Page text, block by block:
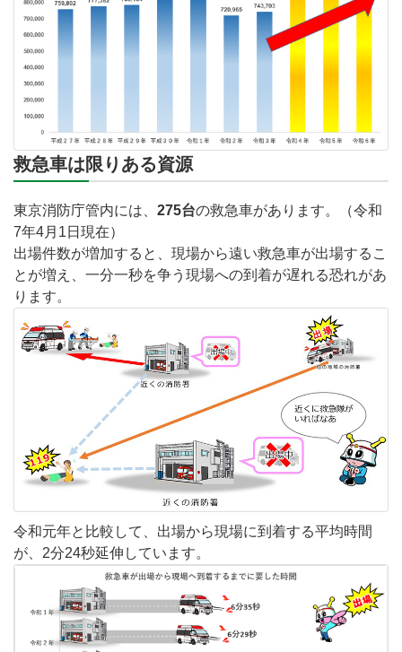
救急車は限りある資源
東京消防庁管内には、 275台の救急車があります。（令和
7年4月1日現在）
出場件数が増加すると、現場から遠い救急車が出場するこ
とが増え、一分一秒を争う現場への到着が遅れる恐れがあ
ります。
令和元年と比較して、出場から現場に到着する平均時間
が、 2分24秒延伸 しています。